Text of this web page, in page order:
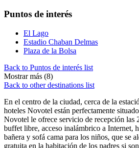
Puntos de interés
El Lago
Estadio Chaban Delmas
Plaza de la Bolsa
Back to Puntos de interés list
Mostrar más (8)
Back to other destinations list
En el centro de la ciudad, cerca de la
hoteles Novotel están perfectamente
Novotel le ofrece servicio de recepción las
buffet libre, acceso inalámbrico a Internet,
bañera y sofá cama para los niños, que se
gratuita en la habitación de los padres si